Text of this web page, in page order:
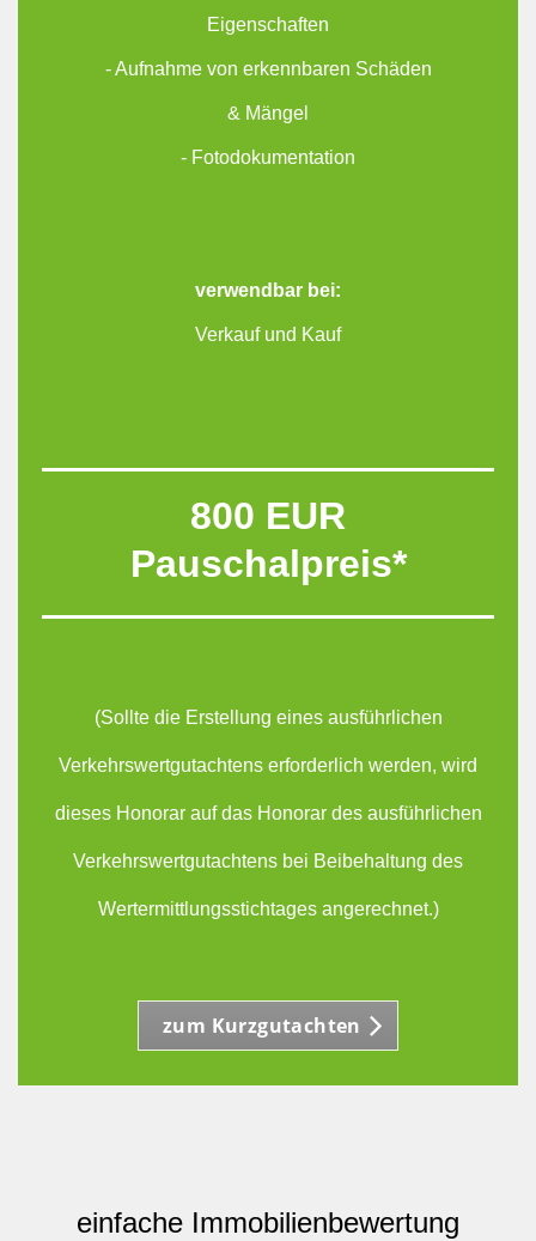
Eigenschaften
- Aufnahme von erkennbaren Schäden
& Mängel
- Fotodokumentation
verwendbar bei:
Verkauf und Kauf
800 EUR
Pauschalpreis*
(Sollte die Erstellung eines ausführlichen
Verkehrswertgutachtens erforderlich werden, wird
dieses Honorar auf das Honorar des ausführlichen
Verkehrswertgutachtens bei Beibehaltung des
Wertermittlungsstichtages angerechnet.)
zum Kurzgutachten
einfache Immobilienbewertung